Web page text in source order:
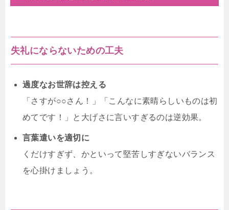
失礼にならないための工夫
過度なお世辞は控える
「さすが○○さん！」「こんなに素晴らしいものは初
めてです！」と大げさに言いすぎるのは逆効果。
言葉遣いを適切に
くだけすぎず、かといって堅苦しすぎないバランス
を心掛けましょう。